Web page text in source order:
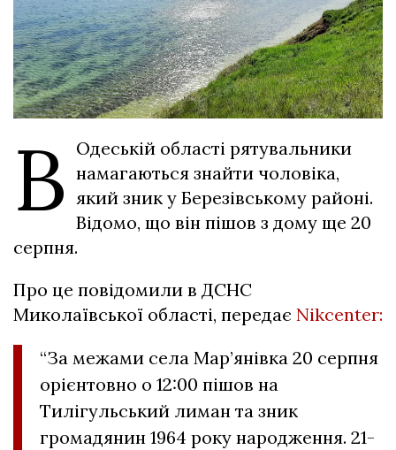
В Одеській області рятувальники
намагаються знайти чоловіка,
який зник у Березівському районі.
Відомо, що він пішов з дому ще 20
серпня.
Про це повідомили в ДСНС
Миколаївської області, передає Nikcenter:
“За межами села Мар’янівка 20 серпня
орієнтовно о 12:00 пішов на
Тилігульський лиман та зник
громадянин 1964 року народження. 21-